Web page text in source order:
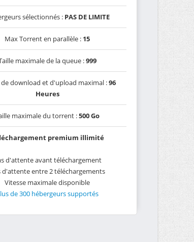
sélectionnés : PAS DE LIMITE
Max Torrent en parallèle : 15
maximale de la queue :999
de download et d'upload maximal :96
Heures
maximale du torrent :500 Go
premium illimité
d'attente avant téléchargement
d'attente entre 2 téléchargements
Vitesse maximale disponible
de 300 hébergeurs supportés